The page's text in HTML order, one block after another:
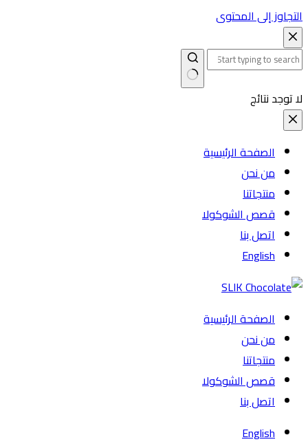
التجاوز إلى المحتوى
لا توجد نتائج
الصفحة الرئيسية
من نحن
منتجاتنا
قصص الشوكولا
اتصل بنا
English
الصفحة الرئيسية
من نحن
منتجاتنا
قصص الشوكولا
اتصل بنا
English